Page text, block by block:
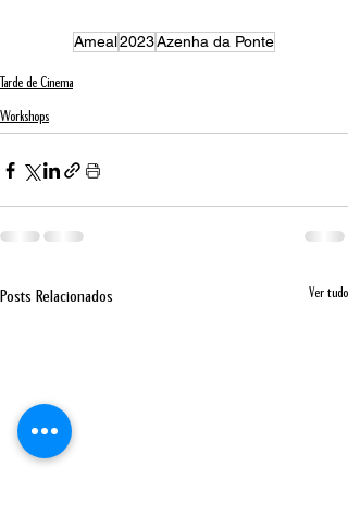
Ameal2023Azenha da Ponte
Tarde de Cinema
Workshops
Posts Relacionados Ver tudo